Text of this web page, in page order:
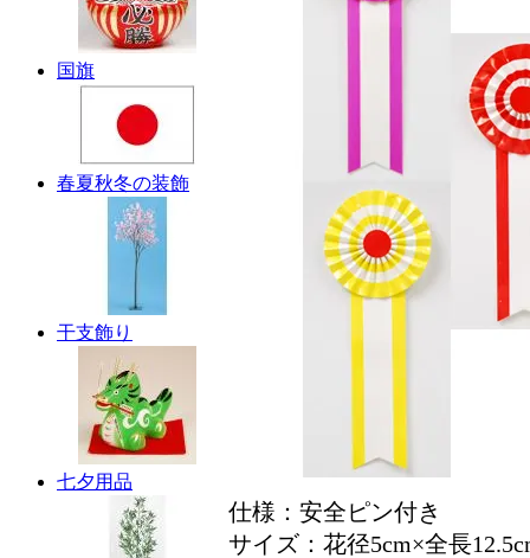
国旗
春夏秋冬の装飾
干支飾り
七夕用品
仕様：安全ピン付き
サイズ：花径5cm×全長